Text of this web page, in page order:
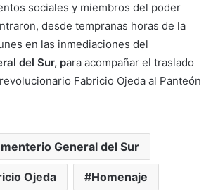
sociales y miembros del poder
desde tempranas horas de la
en las inmediaciones del
del Sur, para acompañar el traslado
Fabricio Ojeda al Panteón
General del Sur
Ojeda Homenaje